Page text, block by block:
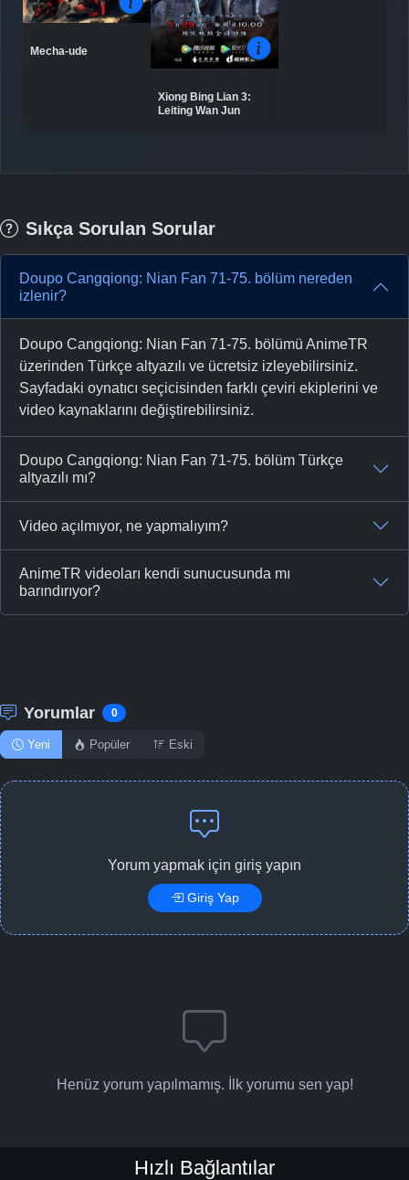
Mecha-ude
Xiong Bing Lian 3:
Leiting Wan Jun
Sıkça Sorulan Sorular
Doupo Cangqiong: Nian Fan 71-75. bölüm nereden
izlenir?
Doupo Cangqiong: Nian Fan 71-75. bölümü AnimeTR
üzerinden Türkçe altyazılı ve ücretsiz izleyebilirsiniz.
Sayfadaki oynatıcı seçicisinden farklı çeviri ekiplerini ve
video kaynaklarını değiştirebilirsiniz.
Doupo Cangqiong: Nian Fan 71-75. bölüm Türkçe
altyazılı mı?
Video açılmıyor, ne yapmalıyım?
AnimeTR videoları kendi sunucusunda mı
barındırıyor?
Yorumlar 0
Yeni Popüler Eski
Yorum yapmak için giriş yapın
Giriş Yap
Henüz yorum yapılmamış. İlk yorumu sen yap!
Hızlı Bağlantılar